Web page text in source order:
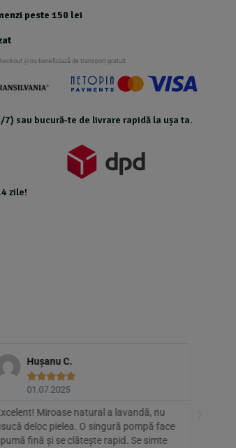
peste 150 lei
și nu beneficiază de transport gratuit.
sau bucură-te de livrare rapidă la ușa ta.
zile!
Hușanu C.

01.07.2025
Miroase natural a lavandă, nu
deloc pielea. O singură pompă face
fină și se clătește rapid. Se simte